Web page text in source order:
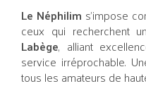
Le Néphilim s’impose
ceux qui recherchent un
Labège, alliant
service irréprochable.
tous les amateurs de